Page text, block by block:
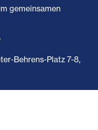
gemeinsamen
Behrens-Platz 7-8,